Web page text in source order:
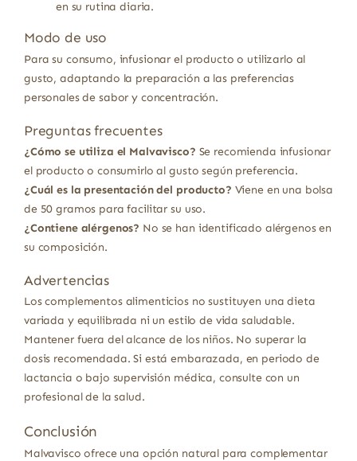
en su rutina diaria.
Modo de uso
Para su consumo, infusionar el producto o utilizarlo al
gusto, adaptando la preparación a las preferencias
personales de sabor y concentración.
Preguntas frecuentes
¿Cómo se utiliza el Malvavisco? Se recomienda infusionar
el producto o consumirlo al gusto según preferencia.
¿Cuál es la presentación del producto? Viene en una bolsa
de 50 gramos para facilitar su uso.
¿Contiene alérgenos? No se han identificado alérgenos en
su composición.
Advertencias
Los complementos alimenticios no sustituyen una dieta
variada y equilibrada ni un estilo de vida saludable.
Mantener fuera del alcance de los niños. No superar la
dosis recomendada. Si está embarazada, en periodo de
lactancia o bajo supervisión médica, consulte con un
profesional de la salud.
Conclusión
Malvavisco ofrece una opción natural para complementar